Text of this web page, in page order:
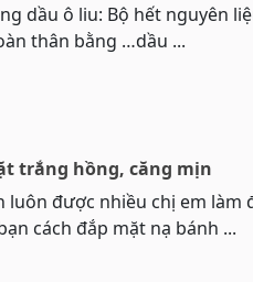
dầu ô liu: Bộ hết nguyên
thân bằng …dầu ...
trắng hồng, căng mịn
luôn được nhiều chị em làm
cách đắp mặt nạ bánh ...